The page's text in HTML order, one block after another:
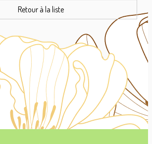
Retour à la liste